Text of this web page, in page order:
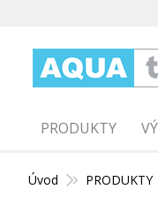
PRODUKTY
Úvod PRODUKTY